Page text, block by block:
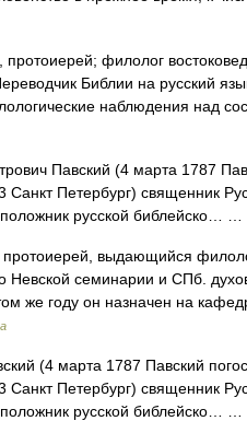
филолог востоковед
Библии на русский
наблюдения над
Павский (4 марта 1787
Петербург) священник
русской библейско… …
выдающийся
Невской семинарии и СПб.
же году он назначен на
(4 марта 1787 Павский
Петербург) священник
русской библейско… …